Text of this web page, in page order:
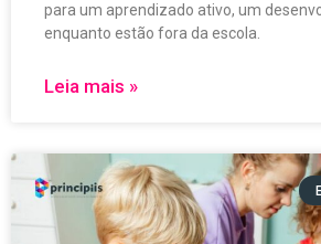
para um aprendizado ativo, um
enquanto estão fora da escola.
Leia mais »